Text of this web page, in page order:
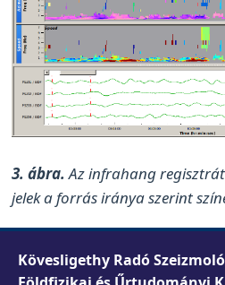
3. ábra. Az infrahang
jelek a forrás iránya szerint
Kövesligethy Radó